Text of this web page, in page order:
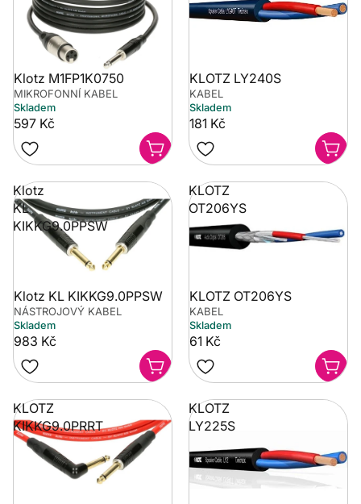
Klotz M1FP1K0750
MIKROFONNÍ KABEL
Skladem
597 Kč
KLOTZ LY240S
KABEL
Skladem
181 Kč
Klotz
KL
KIKKG9.0PPSW
Klotz KL KIKKG9.0PPSW
NÁSTROJOVÝ KABEL
Skladem
983 Kč
KLOTZ
OT206YS
KLOTZ OT206YS
KABEL
Skladem
61 Kč
KLOTZ
KIKKG9.0PRRT
KLOTZ
LY225S